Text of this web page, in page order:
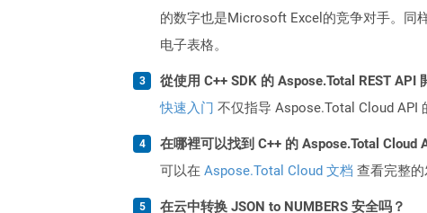
的数字也是Microsoft Excel的竞争对手。同
电子表格。
從使用 C++ SDK 的 Aspose.Total REST API
快速入门 不仅指导 Aspose.Total Cloud API
在哪裡可以找到 C++ 的 Aspose.Total Cloud
可以在 Aspose.Total Cloud 文档 查看完整的
在云中转换 JSON to NUMBERS 安全吗？